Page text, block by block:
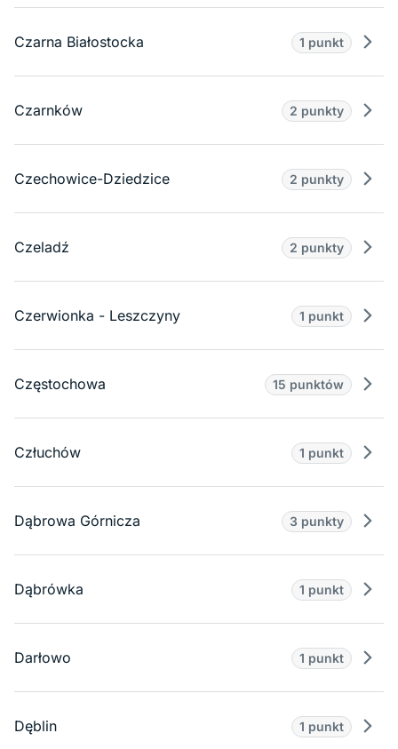
Czarna Białostocka 1 punkt
Czarnków 2 punkty
Czechowice-Dziedzice 2 punkty
Czeladź 2 punkty
Czerwionka - Leszczyny 1 punkt
Częstochowa 15 punktów
Człuchów 1 punkt
Dąbrowa Górnicza 3 punkty
Dąbrówka 1 punkt
Darłowo 1 punkt
Dęblin 1 punkt